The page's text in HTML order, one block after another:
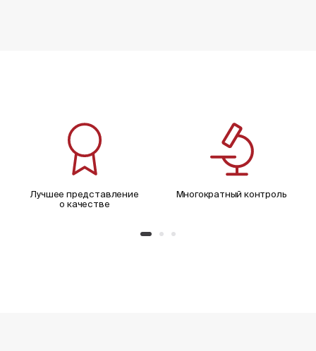
Лучшее представление
о качестве
Многократный контроль